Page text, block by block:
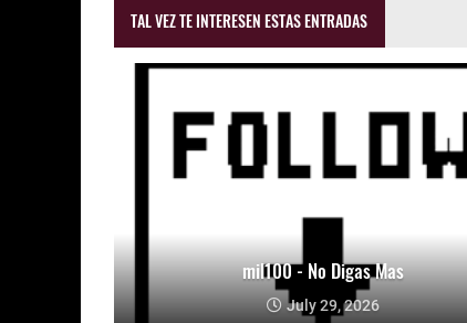
TAL VEZ TE INTERESEN ESTAS ENTRADAS
mil100 - No Digas Mas
July 29, 2026